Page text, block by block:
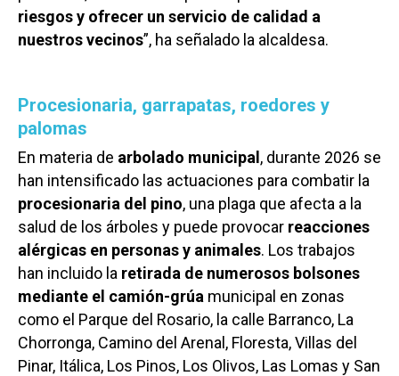
riesgos y ofrecer un servicio de calidad a
nuestros vecinos”, ha señalado la alcaldesa.
Procesionaria, garrapatas, roedores y
palomas
En materia de arbolado municipal, durante 2026 se
han intensificado las actuaciones para combatir la
procesionaria del pino, una plaga que afecta a la
salud de los árboles y puede provocar reacciones
alérgicas en personas y animales. Los trabajos
han incluido la retirada de numerosos bolsones
mediante el camión-grúa municipal en zonas
como el Parque del Rosario, la calle Barranco, La
Chorronga, Camino del Arenal, Floresta, Villas del
Pinar, Itálica, Los Pinos, Los Olivos, Las Lomas y San